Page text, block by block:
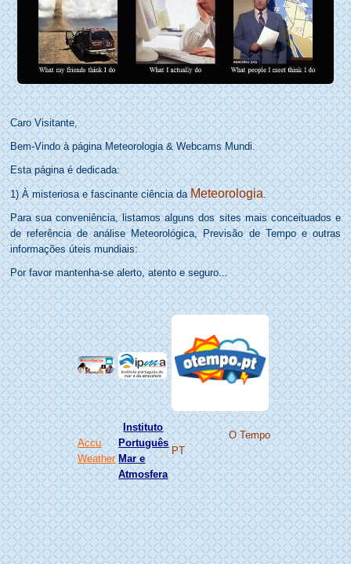
Caro Visitante,
Bem-Vindo à página Meteorologia & Webcams Mundi.
Esta página é dedicada:
1) À misteriosa e fascinante ciência daMeteorologia.
Para sua conveniência, listamos alguns dos sites mais conceituados e
de referência de análise Meteorológica, Previsão de Tempo e outras
informações úteis mundiais:
Por favor mantenha-se alerto, atento e seguro...
Accu
Weather
Instituto
Português
Mar e
Atmosfera
O Tempo
PT